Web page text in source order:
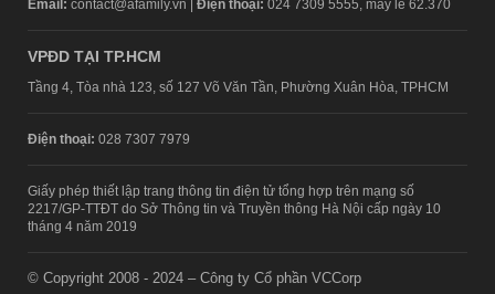
Email: contact@afamily.vn | Điện thoại: 024 7309 5555, máy lẻ 62.370
VPĐD TẠI TP.HCM
Tầng 4, Tòa nhà 123, số 127 Võ Văn Tần, Phường Xuân Hòa, TPHCM
Điện thoại: 028 7307 7979
Giấy phép thiết lập trang thông tin điện tử tổng hợp trên mạng số
2217/GP-TTĐT do Sở Thông tin và Truyền thông Hà Nội cấp ngày 10
tháng 4 năm 2019
© Copyright 2008 - 2024 – Công ty Cổ phần VCCorp